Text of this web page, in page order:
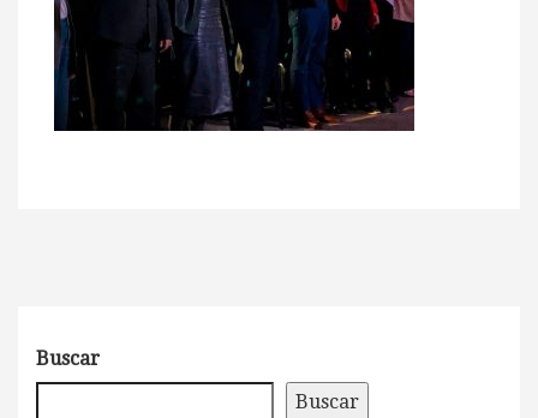
Buscar
Buscar